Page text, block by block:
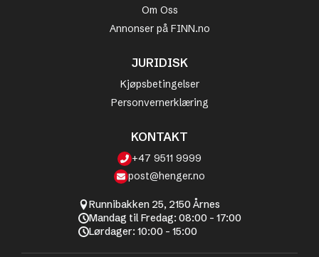
Om Oss
Annonser på FINN.no
JURIDISK
Kjøpsbetingelser
Personvernerklæring
KONTAKT
+47 9511 9999
post@henger.no
Runnibakken 25, 2150 Årnes
Mandag til Fredag: 08:00 - 17:00
Lørdager: 10:00 - 15:00